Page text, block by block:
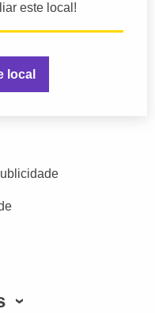
este local!
local